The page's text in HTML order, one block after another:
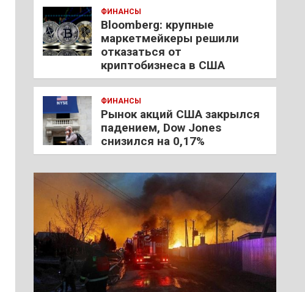
ФИНАНСЫ
Bloomberg: крупные
маркетмейкеры решили
отказаться от
криптобизнеса в США
ФИНАНСЫ
Рынок акций США закрылся
падением, Dow Jones
снизился на 0,17%